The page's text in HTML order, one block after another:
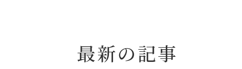
最新の記事